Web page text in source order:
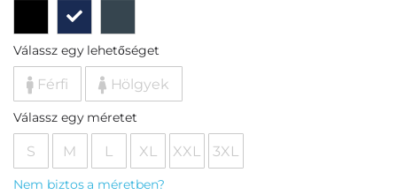
Válassz egy lehetőséget
Férfi Hölgyek
Válassz egy méretet
S M L XL XXL 3XL
Nem biztos a méretben?